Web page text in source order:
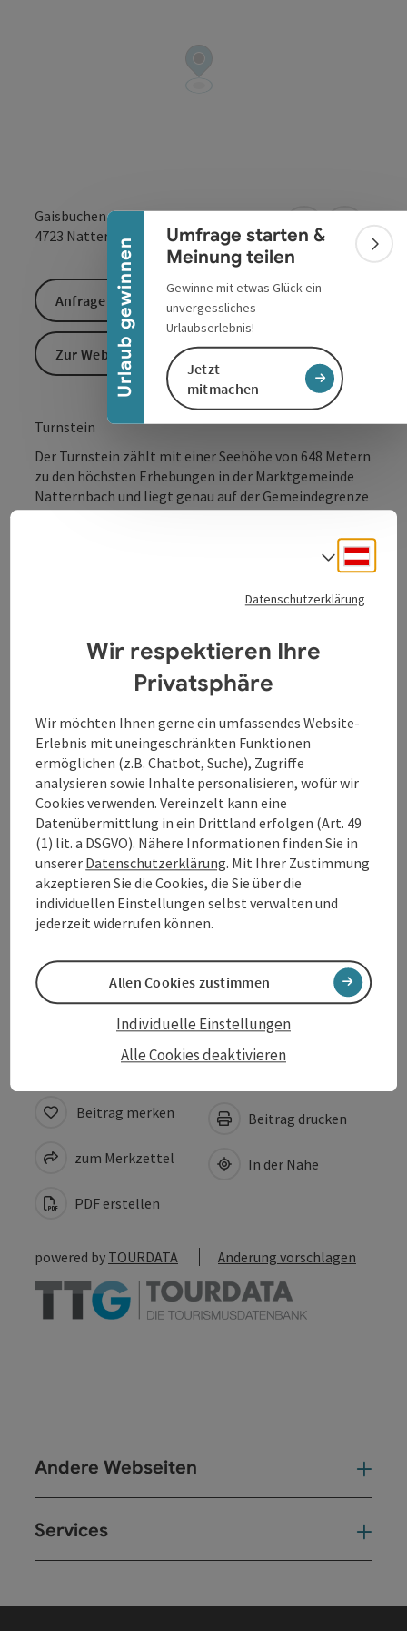
Urlaub gewinnen
Banner einklappen
Umfrage starten &
Meinung teilen
Gewinne mit etwas Glück ein
unvergessliches
Urlaubserlebnis!
Jetzt
mitmachen
Gaisbuchen
4723 Natternbach in Google
in
Turnstein
Der Turnstein zählt mit einer Seehöhe von 648 Metern
zu den höchsten Erhebungen in der Marktgemeinde
Natternbach und liegt genau auf der Gemeindegrenze
zwischen Kopfing und Natternbach. Damit trennt er
gleichzeitig das Innviertel vom Hausruckviertel und
war bis 1779 auch die alte Grenze zu Bayern. Man hat
hügelige Voralpenland und bei guten
Kontakt
Öffnungszeiten
Anreise/Lage
Preise
Barrierefreiheit
Anfrage senden
Zur Website
Beitrag merken
zum Merkzettel
PDF erstellen
Beitrag drucken
In der Nähe
powered by TOURDATA Änderung vorschlagen
Andere Webseiten
Services
Datenschutzerklärung
Wir respektieren Ihre
Privatsphäre
Wir möchten Ihnen gerne ein umfassendes Website-
Erlebnis mit uneingeschränkten Funktionen
ermöglichen (z.B. Chatbot, Suche), Zugriffe
analysieren sowie Inhalte personalisieren, wofür wir
Cookies verwenden. Vereinzelt kann eine
Datenübermittlung in ein Drittland erfolgen (Art. 49
(1) lit. a DSGVO). Nähere Informationen finden Sie in
unserer Datenschutzerklärung. Mit Ihrer Zustimmung
akzeptieren Sie die Cookies, die Sie über die
individuellen Einstellungen selbst verwalten und
jederzeit widerrufen können.
Alle Cookies deaktivieren
Individuelle Einstellungen
Allen Cookies zustimmen